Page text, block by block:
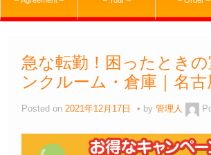
急な転勤！困ったときの
ンクルーム・倉庫｜名古
Posted on 2021年12月17日 by 管理人